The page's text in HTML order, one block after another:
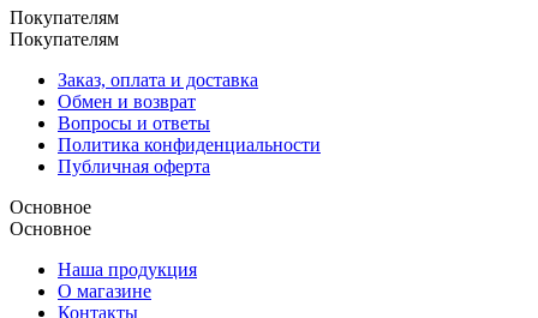
Покупателям
Покупателям
Заказ, оплата и доставка
Обмен и возврат
Вопросы и ответы
Политика конфиденциальности
Публичная оферта
Основное
Основное
Наша продукция
О магазине
Контакты